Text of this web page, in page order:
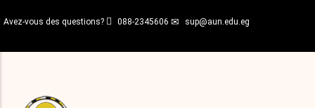
au
principal
Avez-vous des questions? 088-2345606 sup@aun.edu.eg